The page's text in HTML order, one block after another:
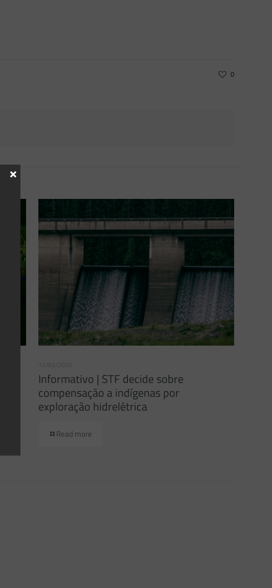
0
12/03/2025
Informativo | STF decide sobre
compensação a indígenas por
exploração hidrelétrica
Read more
×